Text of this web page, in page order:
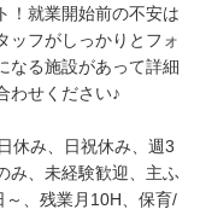
！就業開始前の不安は
ッフがしっかりとフォ
なる施設があって詳細
わせください♪
休み、日祝休み、週3
み、未経験歓迎、主ふ
、残業月10H、保育/